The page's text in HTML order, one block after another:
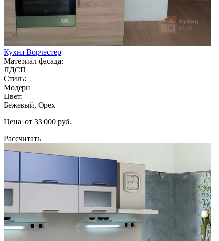
Кухня Ворчестер
Материал фасада:
ЛДСП
Стиль:
Модерн
Цвет:
Бежевый, Орех
Цена: от 33 000 руб.
Рассчитать